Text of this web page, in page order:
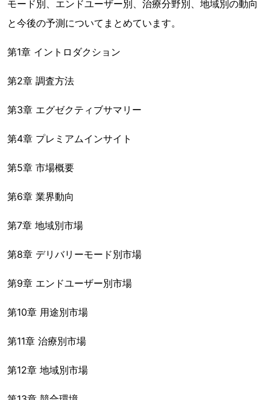
モード別、エンドユーザー別、治療分野別、地域別の動向
と今後の予測についてまとめています。
第1章 イントロダクション
第2章 調査方法
第3章 エグゼクティブサマリー
第4章 プレミアムインサイト
第5章 市場概要
第6章 業界動向
第7章 地域別市場
第8章 デリバリーモード別市場
第9章 エンドユーザー別市場
第10章 用途別市場
第11章 治療別市場
第12章 地域別市場